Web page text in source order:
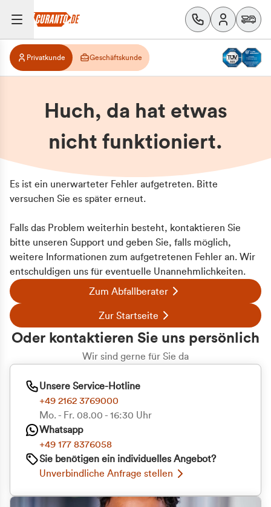
Privatkunde Geschäftskunde
Huch, da hat etwas
nicht funktioniert.
Es ist ein unerwarteter Fehler aufgetreten. Bitte
versuchen Sie es später erneut.
Falls das Problem weiterhin besteht, kontaktieren Sie
bitte unseren Support und geben Sie, falls möglich,
weitere Informationen zum aufgetretenen Fehler an. Wir
entschuldigen uns für eventuelle Unannehmlichkeiten.
Zum Abfallberater
Zur Startseite
Oder kontaktieren Sie uns persönlich
Wir sind gerne für Sie da
Unsere Service-Hotline
+49 2162 3769000
Mo. - Fr. 08.00 - 16:30 Uhr
Whatsapp
+49 177 8376058
Sie benötigen ein individuelles Angebot?
Unverbindliche Anfrage stellen